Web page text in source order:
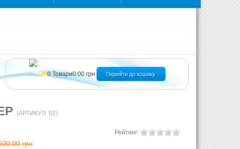
0Товари0.00 грн Перейти до кошику
(АРТИКУЛ: 02)
Рейтинг:
грн